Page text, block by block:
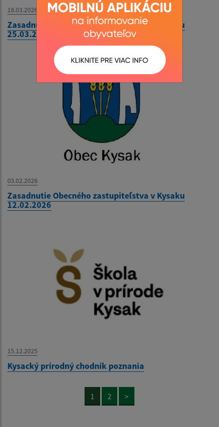
18.03.2026
Zasadnutie Obecného zastupiteľstva v Kysaku
25.03.2026
03.02.2026
Zasadnutie Obecného zastupiteľstva v Kysaku
12.02.2026
15.12.2025
Kysacký prírodný chodník poznania
1 2 >